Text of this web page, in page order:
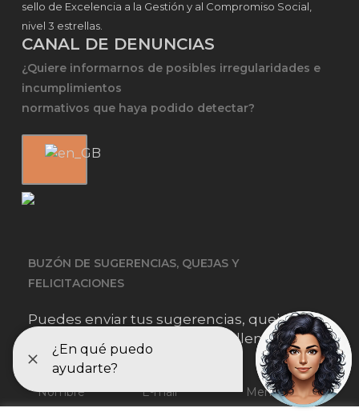
sello de Excelencia a la Gestión y al Compromiso Social,
nivel 3 estrellas.
CANAL DE DENUNCIAS
¿Quiere informarnos de posibles irregularidades e
incumplimientos
normativos que haya podido detectar?
BUZÓN DE SUGERENCIAS, QUEJAS Y
FELICITACIONES
Puedes enviar tus sugerencias, quejas o
felicitaciones simplemente rellenando este
formulario.